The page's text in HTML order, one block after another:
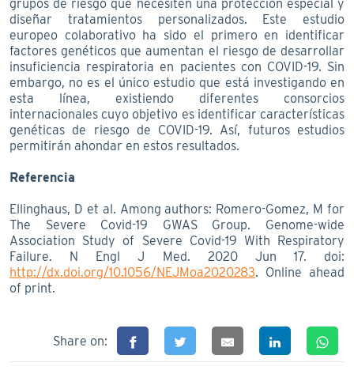
grupos de riesgo que necesiten una protección especial y
diseñar tratamientos personalizados. Este estudio
europeo colaborativo ha sido el primero en identificar
factores genéticos que aumentan el riesgo de desarrollar
insuficiencia respiratoria en pacientes con COVID-19. Sin
embargo, no es el único estudio que está investigando en
esta línea, existiendo diferentes consorcios
internacionales cuyo objetivo es identificar características
genéticas de riesgo de COVID-19. Así, futuros estudios
permitirán ahondar en estos resultados.
Referencia
Ellinghaus, D et al. Among authors: Romero-Gomez, M for
The Severe Covid-19 GWAS Group. Genome-wide
Association Study of Severe Covid-19 With Respiratory
Failure. N Engl J Med. 2020 Jun 17. doi:
http://dx.doi.org/10.1056/NEJMoa2020283. Online ahead
of print.
Share on: